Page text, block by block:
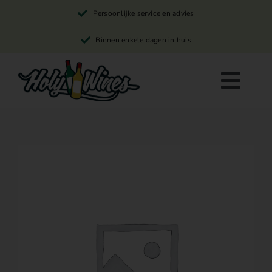
Persoonlijke service en advies
Binnen enkele dagen in huis